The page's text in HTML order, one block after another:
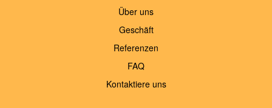
Über uns
Geschäft
Referenzen
FAQ
Kontaktiere uns